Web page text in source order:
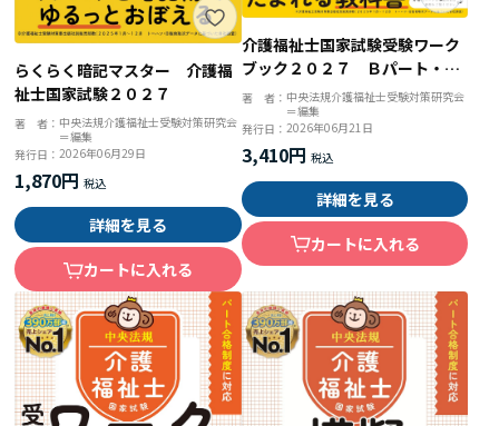
らくらく暗記マスター 介護福
祉士国家試験２０２７
著 者： 中央法規介護福祉士受験対策研究会
＝編集
発行日：2026年06月29日
1,870円
詳細を見る
カートに入れる
介護福祉士国家試験受験ワーク
ブック２０２７ Ｂパート・Ｃ
パート
著 者： 中央法規介護福祉士受験対策研究会
＝編集
発行日： 2026年06月21日
3,410円
詳細を見る
カートに入れる